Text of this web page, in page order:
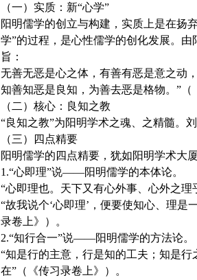
（一）实质：新“心学”
阳明儒学的创立与构建，实质上是在扬
学”的过程，是心性儒学的创化发展。
旨：
无善无恶是心之体，有善有恶是意之动
知善知恶是良知，为善去恶是格物。”
（二）核心：良知之教
“良知之教”为阳明学术之魂、之精髓。
（三）四点精要
阳明儒学的四点精要，犹如阳明学术大
1.“心即理”说——阳明儒学的本体论。
“心即理也。天下又有心外事、心外之
“故我说个‘心即理’，便要使知心、理
录卷上》）。
2.“知行合一”说——阳明儒学的方法论。
“知是行的主意，行是知的工夫；知是
在”（《传习录卷上》）。